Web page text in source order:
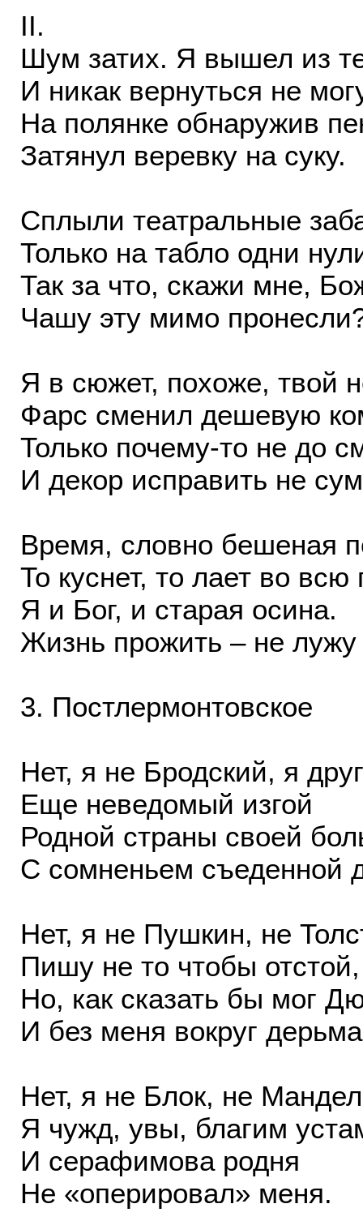
II.
Шум затих. Я вышел из
И никак вернуться не
На полянке обнаружив
Затянул веревку на суку.
Сплыли театральные
Только на табло одни
Так за что, скажи мне,
Чашу эту мимо
Я в сюжет, похоже, твой
Фарс сменил дешевую
Только почему-то не до
И декор исправить не
Время, словно бешеная
То куснет, то лает во всю
Я и Бог, и старая осина.
Жизнь прожить – не
3. Постлермонтовское
Нет, я не Бродский, я
Еще неведомый изгой
Родной страны своей
С сомненьем съеденной
Нет, я не Пушкин, не
Пишу не то чтобы отстой,
Но, как сказать бы мог
И без меня вокруг
Нет, я не Блок, не
Я чужд, увы, благим
И серафимова родня
Не «оперировал» меня.